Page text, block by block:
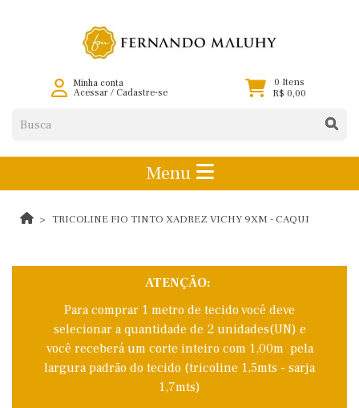
Minha conta
Acessar/ Cadastre-se
0 Itens
R$ 0,00
Menu
TRICOLINE FIO TINTO XADREZ VICHY 9XM - CAQUI
ATENÇÃO:
Para comprar 1 metro de tecido você deve
selecionar a quantidade de 2 unidades(UN) e
você receberá um corte inteiro com 1,00m pela
largura padrão do tecido (tricoline 1,5mts - sarja
1,7mts)